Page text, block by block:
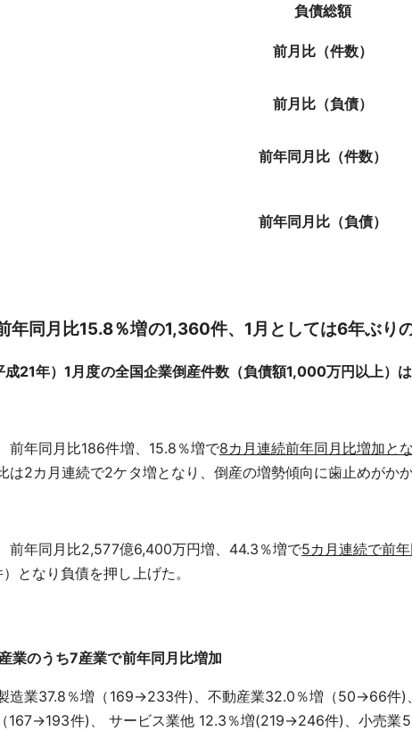
負債総額
前月比（件数）
前月比（負債）
前年同月比（件数）
前年同月比（負債）
年同月比15.8％増の1,360件、1月としては6年ぶり
21年）1月度の全国企業倒産件数（負債額1,000万円以上）
前年同月比186件増、15.8％増で8カ月連続前年同月比増加と
は2カ月連続で2ケタ増となり、倒産の増勢傾向に歯止めがかか
前年同月比2,577億6,400万円増、44.3％増で5カ月連続で前
）となり負債を押し上げた。
業のうち7産業で前年同月比増加
造業37.8％増（169→233件)、不動産業32.0％増（50→66件
167→193件)、 サービス業他 12.3％増(219→246件)、小売業